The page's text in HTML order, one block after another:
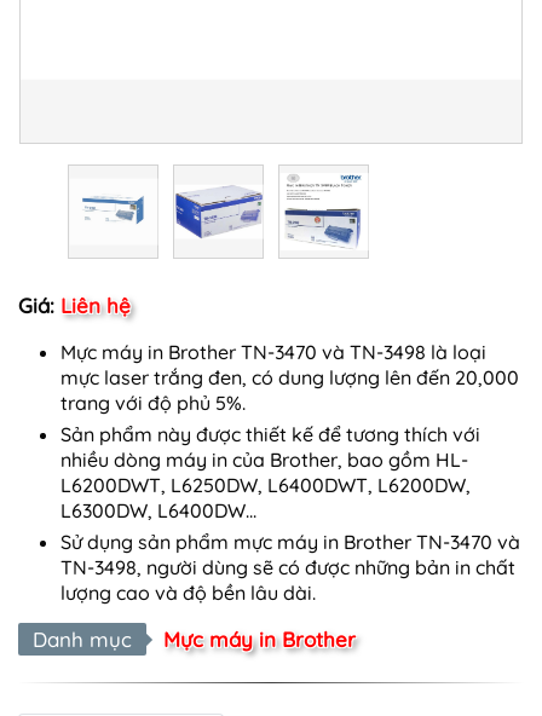
Giá: Liên hệ
Mực máy in Brother TN-3470 và TN-3498 là loại
mực laser trắng đen, có dung lượng lên đến 20,000
trang với độ phủ 5%.
Sản phẩm này được thiết kế để tương thích với
nhiều dòng máy in của Brother, bao gồm HL-
L6200DWT, L6250DW, L6400DWT, L6200DW,
L6300DW, L6400DW...
Sử dụng sản phẩm mực máy in Brother TN-3470 và
TN-3498, người dùng sẽ có được những bản in chất
lượng cao và độ bền lâu dài.
Danh mục Mực máy in Brother